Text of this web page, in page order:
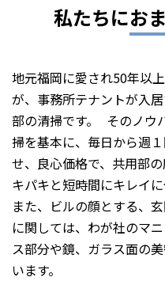
私たちにお
地元福岡に愛され50年以
が、事務所テナントが入
部の清掃です。 そのノウ
掃を基本に、毎日から週
せ、良心価格で、共用部
キパキと短時間にキレイに
また、ビルの顔とする、
に関しては、わが社のマ
ス部分や鏡、ガラス面の
います。